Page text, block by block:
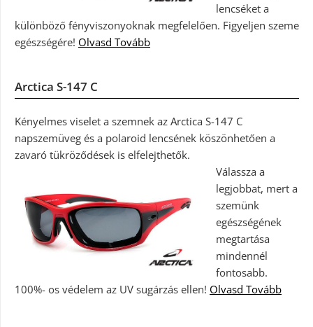
lencséket a
különböző fényviszonyoknak megfelelően. Figyeljen szeme
egészségére! Olvasd Tovább
Arctica S-147 C
Kényelmes viselet a szemnek az Arctica S-147 C
napszemüveg és a polaroid lencsének köszönhetően a
zavaró tükröződések is elfelejthetők.
Válassza a
legjobbat, mert a
szemünk
egészségének
megtartása
mindennél
fontosabb.
100%- os védelem az UV sugárzás ellen! Olvasd Tovább